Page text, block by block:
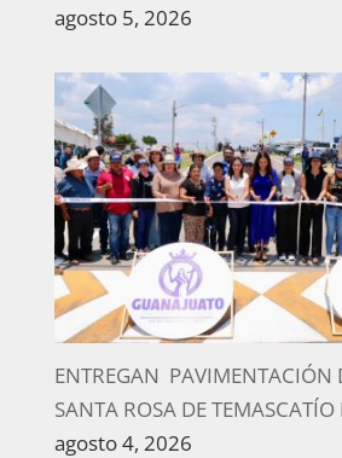
agosto 5, 2026
ENTREGAN PAVIMENTACIÓN
SANTA ROSA DE
agosto 4, 2026